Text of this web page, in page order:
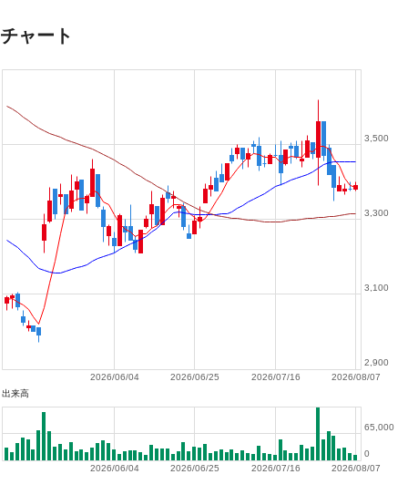
チャート
2026/08/07
2026/07/16
2026/06/25
2026/06/04
2,900
3,100
3,300
3,500
出来高
2026/08/07
2026/07/16
2026/06/25
2026/06/04
0
65,000